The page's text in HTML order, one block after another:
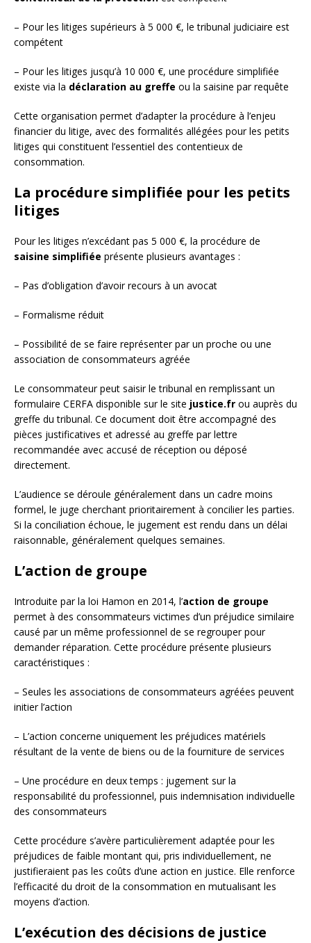
– Pour les litiges supérieurs à 5 000 €, le tribunal judiciaire est
compétent
– Pour les litiges jusqu’à 10 000 €, une procédure simplifiée
existe via la déclaration au greffe ou la saisine par requête
Cette organisation permet d’adapter la procédure à l’enjeu
financier du litige, avec des formalités allégées pour les petits
litiges qui constituent l’essentiel des contentieux de
consommation.
La procédure simplifiée pour les petits
litiges
Pour les litiges n’excédant pas 5 000 €, la procédure de
saisine simplifiée présente plusieurs avantages :
– Pas d’obligation d’avoir recours à un avocat
– Formalisme réduit
– Possibilité de se faire représenter par un proche ou une
association de consommateurs agréée
Le consommateur peut saisir le tribunal en remplissant un
formulaire CERFA disponible sur le site justice.fr ou auprès du
greffe du tribunal. Ce document doit être accompagné des
pièces justificatives et adressé au greffe par lettre
recommandée avec accusé de réception ou déposé
directement.
L’audience se déroule généralement dans un cadre moins
formel, le juge cherchant prioritairement à concilier les parties.
Si la conciliation échoue, le jugement est rendu dans un délai
raisonnable, généralement quelques semaines.
L’action de groupe
Introduite par la loi Hamon en 2014, l’action de groupe
permet à des consommateurs victimes d’un préjudice similaire
causé par un même professionnel de se regrouper pour
demander réparation. Cette procédure présente plusieurs
caractéristiques :
– Seules les associations de consommateurs agréées peuvent
initier l’action
– L’action concerne uniquement les préjudices matériels
résultant de la vente de biens ou de la fourniture de services
– Une procédure en deux temps : jugement sur la
responsabilité du professionnel, puis indemnisation individuelle
des consommateurs
Cette procédure s’avère particulièrement adaptée pour les
préjudices de faible montant qui, pris individuellement, ne
justifieraient pas les coûts d’une action en justice. Elle renforce
l’efficacité du droit de la consommation en mutualisant les
moyens d’action.
L’exécution des décisions de justice